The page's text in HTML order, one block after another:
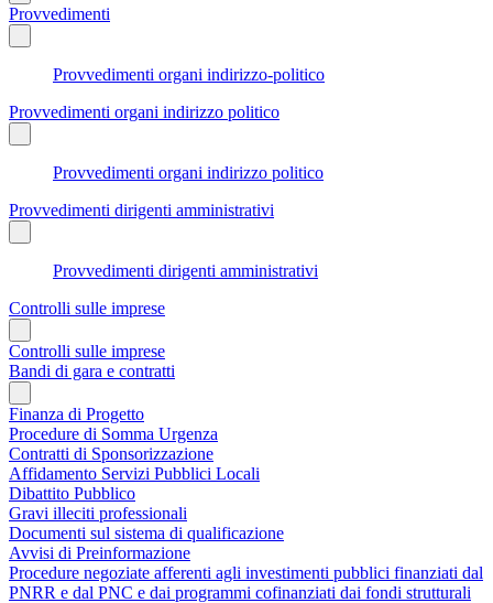
Provvedimenti
Provvedimenti organi indirizzo-politico
Provvedimenti organi indirizzo politico
Provvedimenti organi indirizzo politico
Provvedimenti dirigenti amministrativi
Provvedimenti dirigenti amministrativi
Controlli sulle imprese
Controlli sulle imprese
Bandi di gara e contratti
Finanza di Progetto
Procedure di Somma Urgenza
Contratti di Sponsorizzazione
Affidamento Servizi Pubblici Locali
Dibattito Pubblico
Gravi illeciti professionali
Documenti sul sistema di qualificazione
Avvisi di Preinformazione
Procedure negoziate afferenti agli investimenti pubblici finanziati dal
PNRR e dal PNC e dai programmi cofinanziati dai fondi strutturali